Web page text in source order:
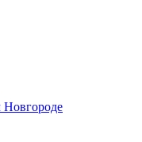
Новгороде